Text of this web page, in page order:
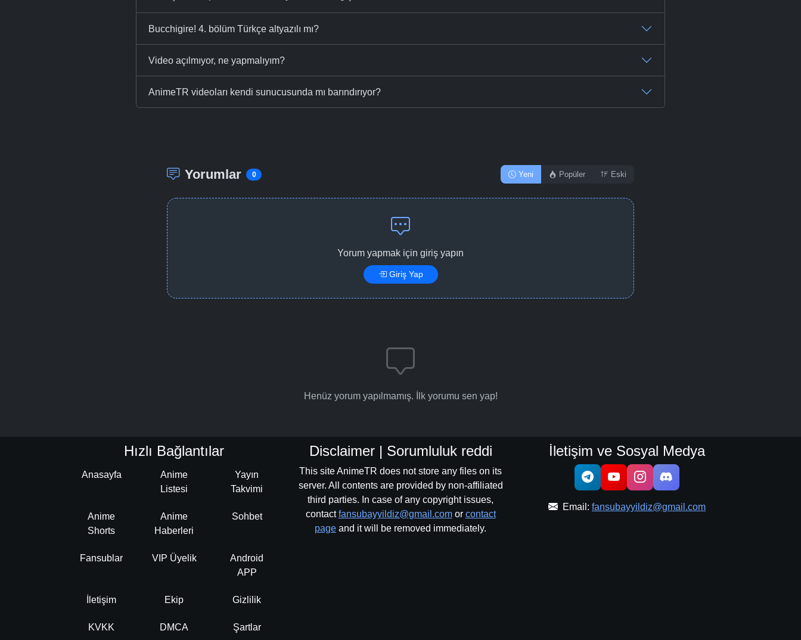
Bucchigire! 4. bölüm Türkçe altyazılı mı?
Video açılmıyor, ne yapmalıyım?
AnimeTR videoları kendi sunucusunda mı barındırıyor?
Yorumlar 0 Yeni Popüler Eski
Yorum yapmak için giriş yapın
Giriş Yap
Henüz yorum yapılmamış. İlk yorumu sen yap!
Hızlı Bağlantılar
Anasayfa
Anime
Listesi
Yayın
Takvimi
Anime
Shorts
Anime
Haberleri
Sohbet
Fansublar VIP Üyelik
Android
APP
İletişim Ekip Gizlilik
KVKK DMCA Şartlar
Disclaimer | Sorumluluk reddi
This site AnimeTR does not store any files on its
server. All contents are provided by non-affiliated
third parties. In case of any copyright issues,
contactfansubayyildiz@gmail.comor contact
page and it will be removed immediately.
İletişim ve Sosyal Medya
Email: fansubayyildiz@gmail.com